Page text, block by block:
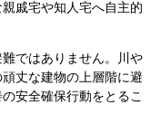
戚宅や知人宅へ自主的
ではありません。川や
丈な建物の上層階に避
安全確保行動をとるこ